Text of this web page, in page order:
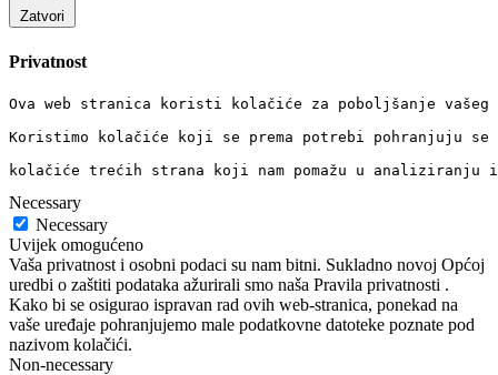
Zatvori
Privatnost
Ova web stranica koristi kolačiće za poboljšanje
Koristimo kolačiće koji se prema potrebi pohranjuju
kolačiće trećih strana koji nam pomažu u
Necessary
Necessary
Uvijek omogućeno
Vaša privatnost i osobni podaci su nam bitni. Sukladno novoj Općoj
uredbi o zaštiti podataka ažurirali smo naša Pravila privatnosti .
Kako bi se osigurao ispravan rad ovih web-stranica, ponekad na
vaše uređaje pohranjujemo male podatkovne datoteke poznate pod
nazivom kolačići.
Non-necessary